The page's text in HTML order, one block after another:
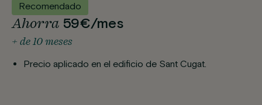
Recomendado
Ahorra 59€/mes
+ de 10 meses
Precio aplicado en el edificio de Sant Cugat.